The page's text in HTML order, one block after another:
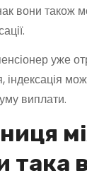
вони також
уже
індексація
виплати.
така